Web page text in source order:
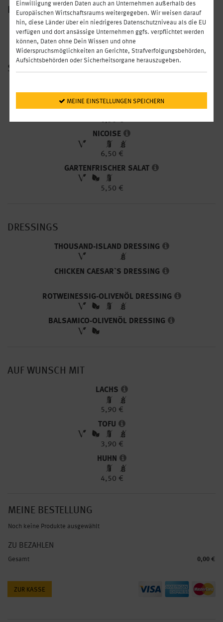
Einwilligung werden Daten auch an Unternehmen außerhalb des
Europäischen Wirtschaftsraums weitergegeben. Wir weisen darauf
hin, diese Länder über ein niedrigeres Datenschutzniveau als die EU
verfügen und dort ansässige Unternehmen ggfs. verpflichtet werden
können, Daten ohne Dein Wissen und ohne
Widerspruchsmöglichkeiten an Gerichte, Strafverfolgungsbehörden,
Aufsichtsbehörden oder Sicherheitsorgane herauszugeben.
MEINE EINSTELLUNGEN SPEICHERN
HEALTHY SALAD OF THE WEEK
ROTKRAUT-KÜRBIS SALAT
7,90 €
SALATE
CAESAR
6,50 €
NICOISE
6,50 €
GARTENFRISCHER SALAT
5,50 €
DRESSINGS
THOUSAND-ISLAND DRESSING
CHICKEN CAESAR`S DRESSING
ROTWEINESSIG-OLIVENÖL DRESSING
BALSAMICO-OLIVENÖL DRESSING
AUF WUNSCH MIT
LACHS
5,90 €
TOFU
3,90 €
HUHN
4,50 €
MEINE BESTELLUNG
Noch keine Produkte ausgewählt
ZU BEZAHLEN
Gesamt 0,00 €
ZUR KASSE